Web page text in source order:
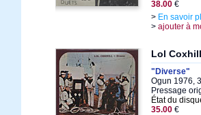
38.00 €
> En savoir
> ajouter à
Lol Coxhill
"Diverse"
Ogun 1976,
Pressage
État du
35.00 €